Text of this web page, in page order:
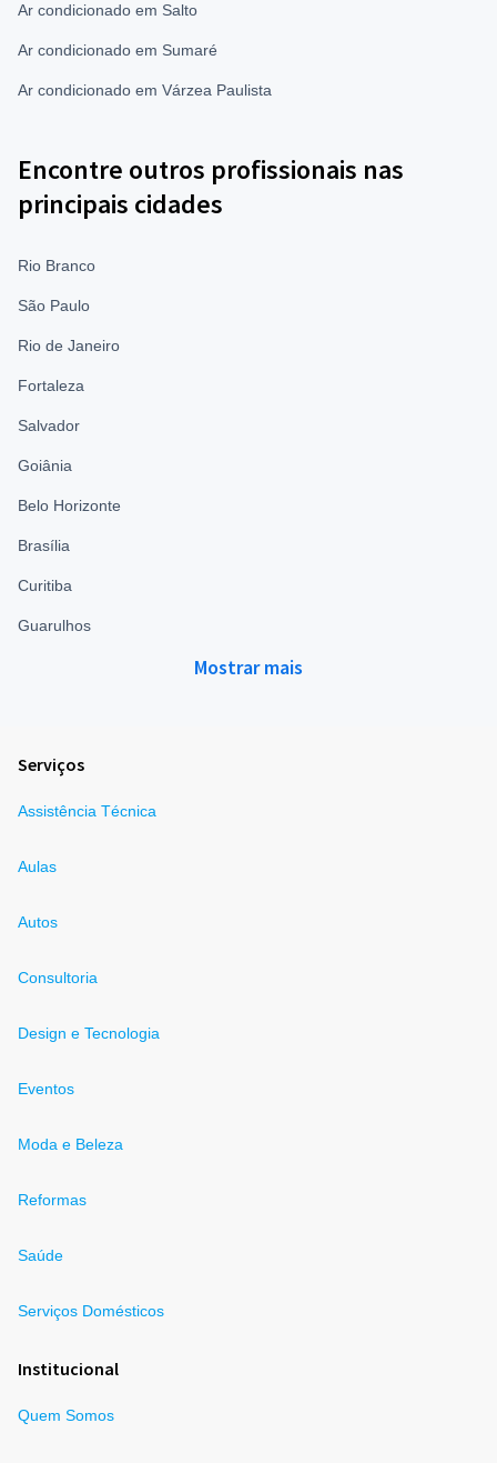
Ar condicionado em Salto
Ar condicionado em Sumaré
Ar condicionado em Várzea Paulista
Encontre outros profissionais nas
principais cidades
Rio Branco
São Paulo
Rio de Janeiro
Fortaleza
Salvador
Goiânia
Belo Horizonte
Brasília
Curitiba
Guarulhos
Mostrar mais
Serviços
Assistência Técnica
Aulas
Autos
Consultoria
Design e Tecnologia
Eventos
Moda e Beleza
Reformas
Saúde
Serviços Domésticos
Institucional
Quem Somos